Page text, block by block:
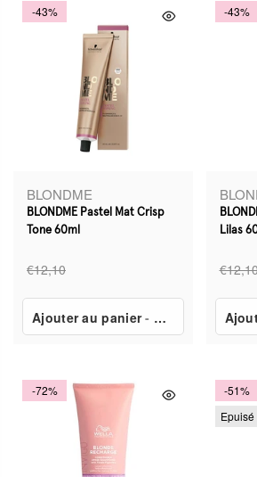
-43%
BLONDME
BLONDME Pastel Mat Crisp
Tone 60ml
€12,10
Ajouter au panier- €6,90
-43%
Lilas
-72%
-51%
Epuisé